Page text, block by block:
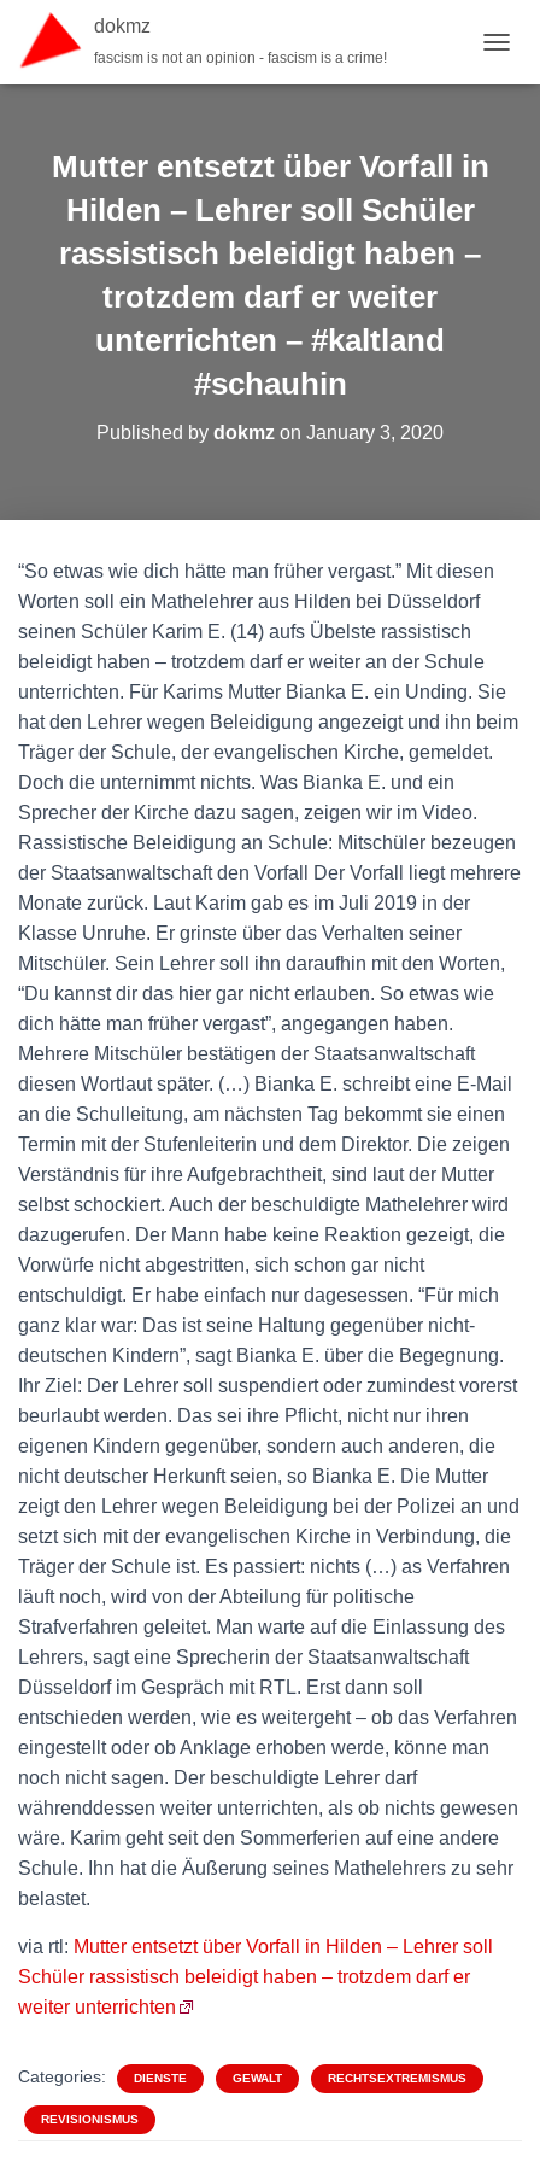
dokmz
fascism is not an opinion - fascism is a crime!
Mutter entsetzt über Vorfall in
Hilden – Lehrer soll Schüler
rassistisch beleidigt haben –
trotzdem darf er weiter
unterrichten – #kaltland
#schauhin
Published by dokmz on January 3, 2020
“So etwas wie dich hätte man früher vergast.” Mit diesen
Worten soll ein Mathelehrer aus Hilden bei Düsseldorf
seinen Schüler Karim E. (14) aufs Übelste rassistisch
beleidigt haben – trotzdem darf er weiter an der Schule
unterrichten. Für Karims Mutter Bianka E. ein Unding. Sie
hat den Lehrer wegen Beleidigung angezeigt und ihn beim
Träger der Schule, der evangelischen Kirche, gemeldet.
Doch die unternimmt nichts. Was Bianka E. und ein
Sprecher der Kirche dazu sagen, zeigen wir im Video.
Rassistische Beleidigung an Schule: Mitschüler bezeugen
der Staatsanwaltschaft den Vorfall Der Vorfall liegt mehrere
Monate zurück. Laut Karim gab es im Juli 2019 in der
Klasse Unruhe. Er grinste über das Verhalten seiner
Mitschüler. Sein Lehrer soll ihn daraufhin mit den Worten,
“Du kannst dir das hier gar nicht erlauben. So etwas wie
dich hätte man früher vergast”, angegangen haben.
Mehrere Mitschüler bestätigen der Staatsanwaltschaft
diesen Wortlaut später. (…) Bianka E. schreibt eine E-Mail
an die Schulleitung, am nächsten Tag bekommt sie einen
Termin mit der Stufenleiterin und dem Direktor. Die zeigen
Verständnis für ihre Aufgebrachtheit, sind laut der Mutter
selbst schockiert. Auch der beschuldigte Mathelehrer wird
dazugerufen. Der Mann habe keine Reaktion gezeigt, die
Vorwürfe nicht abgestritten, sich schon gar nicht
entschuldigt. Er habe einfach nur dagesessen. “Für mich
ganz klar war: Das ist seine Haltung gegenüber nicht-
deutschen Kindern”, sagt Bianka E. über die Begegnung.
Ihr Ziel: Der Lehrer soll suspendiert oder zumindest vorerst
beurlaubt werden. Das sei ihre Pflicht, nicht nur ihren
eigenen Kindern gegenüber, sondern auch anderen, die
nicht deutscher Herkunft seien, so Bianka E. Die Mutter
zeigt den Lehrer wegen Beleidigung bei der Polizei an und
setzt sich mit der evangelischen Kirche in Verbindung, die
Träger der Schule ist. Es passiert: nichts (…) as Verfahren
läuft noch, wird von der Abteilung für politische
Strafverfahren geleitet. Man warte auf die Einlassung des
Lehrers, sagt eine Sprecherin der Staatsanwaltschaft
Düsseldorf im Gespräch mit RTL. Erst dann soll
entschieden werden, wie es weitergeht – ob das Verfahren
eingestellt oder ob Anklage erhoben werde, könne man
noch nicht sagen. Der beschuldigte Lehrer darf
währenddessen weiter unterrichten, als ob nichts gewesen
wäre. Karim geht seit den Sommerferien auf eine andere
Schule. Ihn hat die Äußerung seines Mathelehrers zu sehr
belastet.
via rtl: Mutter entsetzt über Vorfall in Hilden – Lehrer soll
Schüler rassistisch beleidigt haben – trotzdem darf er
weiter unterrichten
Categories: DIENSTE GEWALT RECHTSEXTREMISMUS
REVISIONISMUS